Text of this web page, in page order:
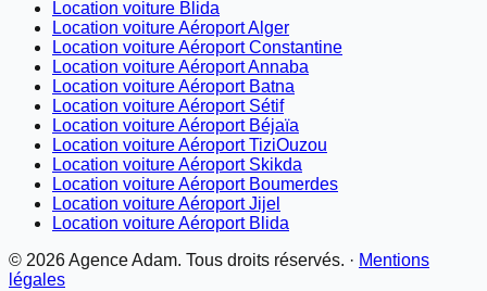
Location voiture Blida
Location voiture Aéroport Alger
Location voiture Aéroport Constantine
Location voiture Aéroport Annaba
Location voiture Aéroport Batna
Location voiture Aéroport Sétif
Location voiture Aéroport Béjaïa
Location voiture Aéroport TiziOuzou
Location voiture Aéroport Skikda
Location voiture Aéroport Boumerdes
Location voiture Aéroport Jijel
Location voiture Aéroport Blida
© 2026Agence Adam. Tous droits réservés. · Mentions
légales